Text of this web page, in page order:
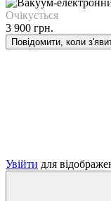
Очікується
3 900 грн.
Повідомити, коли
Увійти для